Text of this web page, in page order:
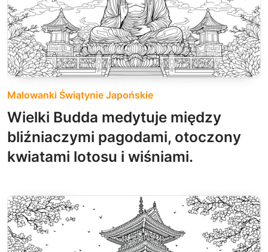
Malowanki Świątynie Japońskie
Wielki Budda medytuje między
bliźniaczymi pagodami, otoczony
kwiatami lotosu i wiśniami.